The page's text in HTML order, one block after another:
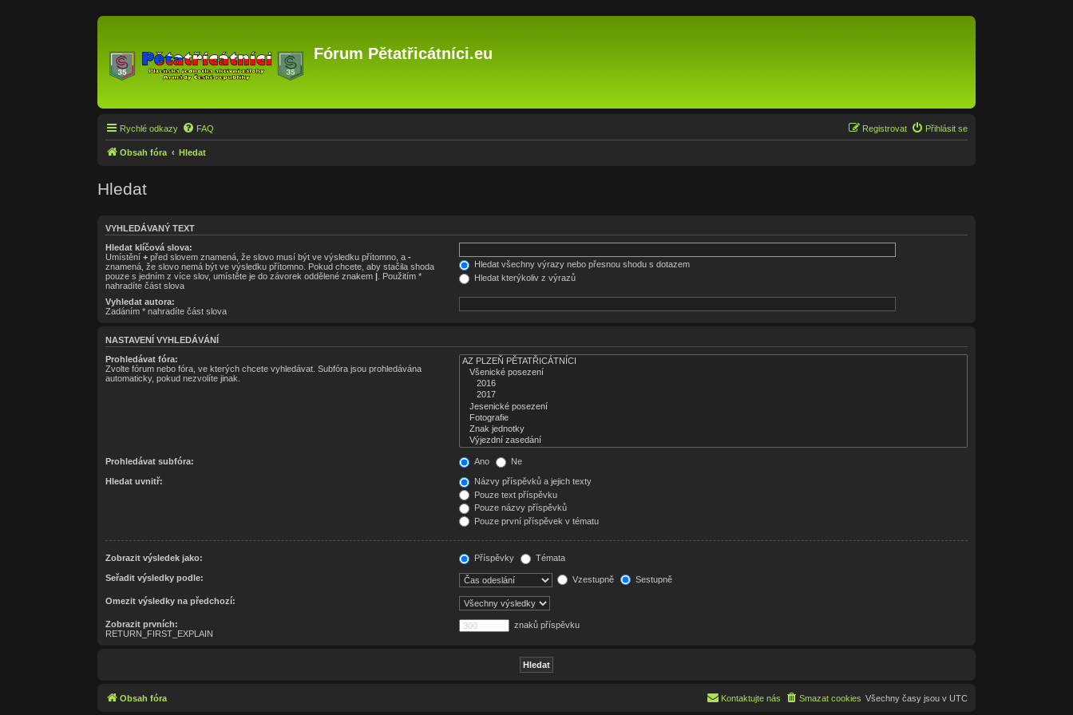
Fórum Pětatřicátníci.eu
Rychlé odkazy FAQ Přihlásit se
Registrovat
Obsah fóra Hledat
Hledat
VYHLEDÁVANÝ TEXT
Hledat klíčová slova:
Umístění + před slovem znamená, že slovo musí být ve výsledku přítomno, a -
znamená, že slovo nemá být ve výsledku přítomno. Pokud chcete, aby stačila shoda
pouze s jedním z více slov, umístěte je do závorek oddělené znakem
. Použitím *
nahradíte část slova
Hledat všechny výrazy nebo přesnou shodu s dotazem
Hledat kterýkoliv z výrazů
Vyhledat autora:
Zadáním * nahradíte část slova
NASTAVENÍ VYHLEDÁVÁNÍ
Prohledávat fóra:
Zvolte fórum nebo fóra, ve kterých chcete vyhledávat. Subfóra jsou prohledávána
automaticky, pokud nezvolíte jinak.
Prohledávat subfóra: Ano Ne
Hledat uvnitř:
Názvy příspěvků a jejich texty
Pouze text příspěvku
Pouze názvy příspěvků
Pouze první příspěvek v tématu
Zobrazit výsledek jako: Příspěvky Témata
Seřadit výsledky podle: Vzestupně Sestupně
Omezit výsledky na předchozí:
Zobrazit prvních:
RETURN_FIRST_EXPLAIN
znaků příspěvku
Obsah fóra Všechny časy jsou v UTC
Smazat cookies
Kontaktujte nás